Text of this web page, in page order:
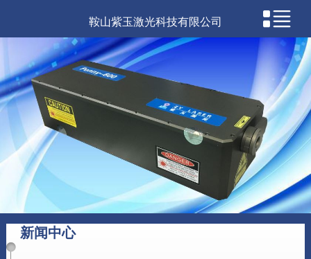
鞍山紫玉激光科技有限公司
新闻中心